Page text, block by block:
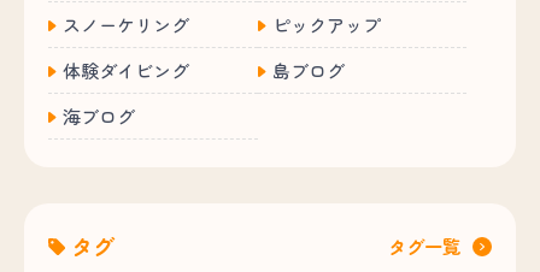
スノーケリング
ピックアップ
体験ダイビング
島ブログ
海ブログ
タグ タグ一覧